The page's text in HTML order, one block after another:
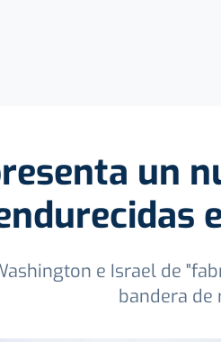
un
e Israel de
bandera de